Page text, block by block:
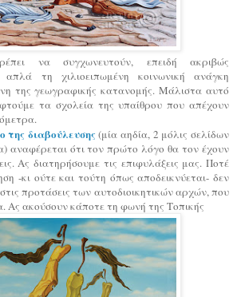
να συγχωνευτούν, επειδή ακριβώς
απλά τη χιλιοειπωμένη κοινωνική ανάγκη
της γεωγραφικής κατανομής. Μάλιστα αυτό
τα σχολεία της υπαίθρου που απέχουν
της διαβούλευσης (μία αηδία, 2 μόλις σελίδων
αναφέρεται ότι τον πρώτο λόγο θα τον έχουν
Ας διατηρήσουμε τις επιφυλάξεις μας. Ποτέ
-κι ούτε και τούτη όπως αποδεικνύεται- δεν
προτάσεις των αυτοδιοικητικώναρχών, που
Ας ακούσουν κάποτε τη φωνή της Τοπικής